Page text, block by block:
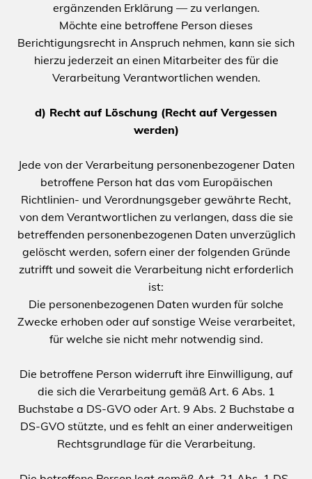
ergänzenden Erklärung — zu verlangen.
Möchte eine betroffene Person dieses
Berichtigungsrecht in Anspruch nehmen, kann sie sich
hierzu jederzeit an einen Mitarbeiter des für die
Verarbeitung Verantwortlichen wenden.
d) Recht auf Löschung (Recht auf Vergessen
werden)
Jede von der Verarbeitung personenbezogener Daten
betroffene Person hat das vom Europäischen
Richtlinien- und Verordnungsgeber gewährte Recht,
von dem Verantwortlichen zu verlangen, dass die sie
betreffenden personenbezogenen Daten unverzüglich
gelöscht werden, sofern einer der folgenden Gründe
zutrifft und soweit die Verarbeitung nicht erforderlich
ist:
Die personenbezogenen Daten wurden für solche
Zwecke erhoben oder auf sonstige Weise verarbeitet,
für welche sie nicht mehr notwendig sind.
Die betroffene Person widerruft ihre Einwilligung, auf
die sich die Verarbeitung gemäß Art. 6 Abs. 1
Buchstabe a DS-GVO oder Art. 9 Abs. 2 Buchstabe a
DS-GVO stützte, und es fehlt an einer anderweitigen
Rechtsgrundlage für die Verarbeitung.